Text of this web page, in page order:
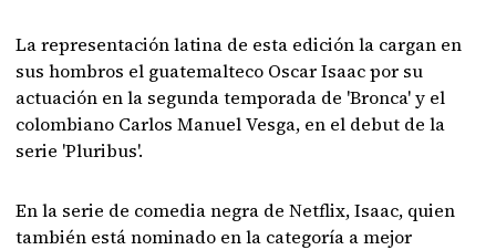
La representación latina de esta edición la cargan en
sus hombros el guatemalteco Oscar Isaac por su
actuación en la segunda temporada de 'Bronca' y el
colombiano Carlos Manuel Vesga, en el debut de la
serie 'Pluribus'.
En la serie de comedia negra de Netflix, Isaac, quien
también está nominado en la categoría a mejor